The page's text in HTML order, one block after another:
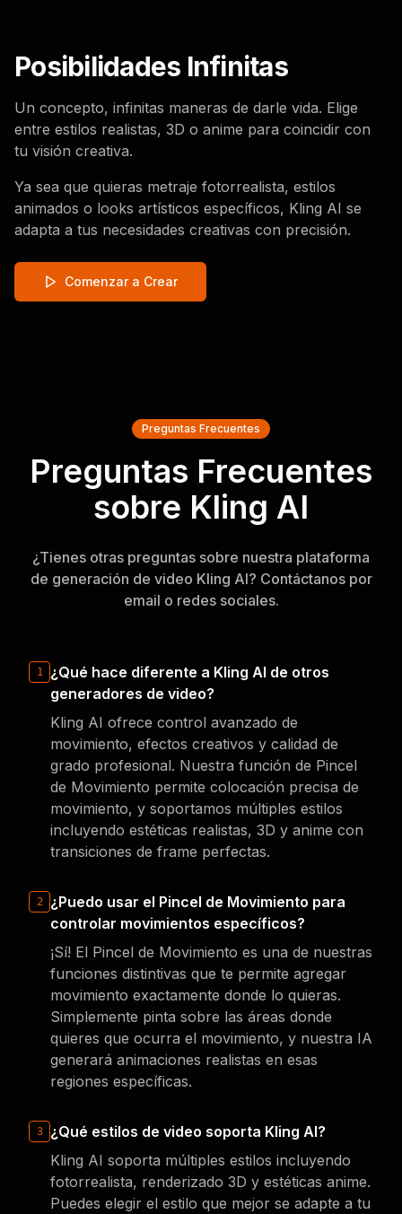
Posibilidades Infinitas
Un concepto, infinitas maneras de darle vida. Elige
entre estilos realistas, 3D o anime para coincidir con
tu visión creativa.
Ya sea que quieras metraje fotorrealista, estilos
animados o looks artísticos específicos, Kling AI se
adapta a tus necesidades creativas con precisión.
Comenzar a Crear
Preguntas Frecuentes
Preguntas Frecuentes
sobre Kling AI
¿Tienes otras preguntas sobre nuestra plataforma
de generación de video Kling AI? Contáctanos por
email o redes sociales.
1
¿Qué hace diferente a Kling AI de otros
generadores de video?
Kling AI ofrece control avanzado de
movimiento, efectos creativos y calidad de
grado profesional. Nuestra función de Pincel
de Movimiento permite colocación precisa de
movimiento, y soportamos múltiples estilos
incluyendo estéticas realistas, 3D y anime con
transiciones de frame perfectas.
2
¿Puedo usar el Pincel de Movimiento para
controlar movimientos específicos?
¡Sí! El Pincel de Movimiento es una de nuestras
funciones distintivas que te permite agregar
movimiento exactamente donde lo quieras.
Simplemente pinta sobre las áreas donde
quieres que ocurra el movimiento, y nuestra IA
generará animaciones realistas en esas
regiones específicas.
3
¿Qué estilos de video soporta Kling AI?
Kling AI soporta múltiples estilos incluyendo
fotorrealista, renderizado 3D y estéticas anime.
Puedes elegir el estilo que mejor se adapte a tu